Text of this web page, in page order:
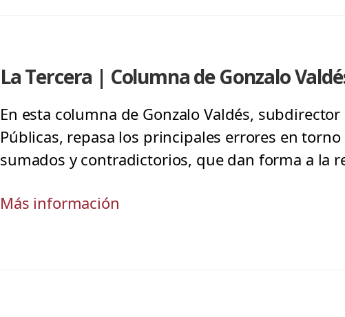
La Tercera | Columna de Gonzalo
En esta columna de Gonzalo Valdés,
Públicas, repasa los principales errores en
sumados y contradictorios, que dan forma a la
Más información